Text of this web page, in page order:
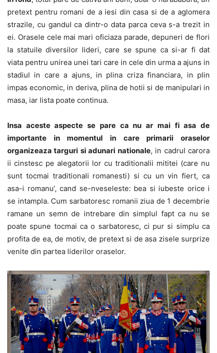
pretext pentru romani de a iesi din casa si de a aglomera
strazile, cu gandul ca dintr-o data parca ceva s-a trezit in
ei. Orasele cele mai mari oficiaza parade, depuneri de flori
la statuile diversilor lideri, care se spune ca si-ar fi dat
viata pentru unirea unei tari care in cele din urma a ajuns in
stadiul in care a ajuns, in plina criza financiara, in plin
impas economic, in deriva, plina de hotii si de manipulari in
masa, iar lista poate continua.
Insa aceste aspecte se pare ca nu ar mai fi asa de
importante in momentul in care primarii oraselor
organizeaza targuri si adunari nationale, in cadrul carora
ii cinstesc pe alegatorii lor cu traditionalii mititei (care nu
sunt tocmai traditionali romanesti) si cu un vin fiert, ca
asa-i romanu’, cand se-nveseleste: bea si iubeste orice i
se intampla. Cum sarbatoresc romanii ziua de 1 decembrie
ramane un semn de intrebare din simplul fapt ca nu se
poate spune tocmai ca o sarbatoresc, ci pur si simplu ca
profita de ea, de motiv, de pretext si de asa zisele surprize
venite din partea liderilor oraselor.